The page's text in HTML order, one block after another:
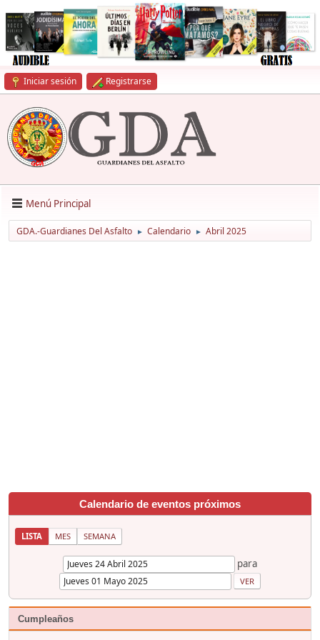
Iniciar sesión Registrarse
Menú Principal
GDA.-Guardianes Del Asfalto ► Calendario ► Abril 2025
Calendario de eventos próximos
LISTA MES SEMANA
para
Cumpleaños